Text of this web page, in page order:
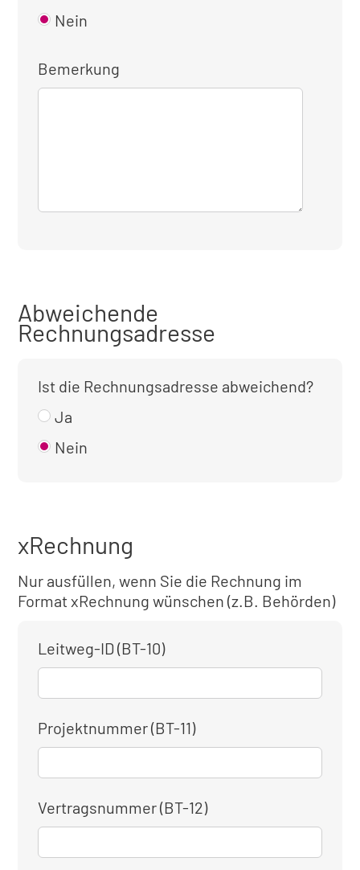
Nein
Bemerkung
Abweichende
Rechnungsadresse
Ist die Rechnungsadresse abweichend?
Ja
Nein
xRechnung
Nur ausfüllen, wenn Sie die Rechnung im
Format xRechnung wünschen (z.B. Behörden)
Leitweg-ID (BT-10)
Projektnummer (BT-11)
Vertragsnummer (BT-12)